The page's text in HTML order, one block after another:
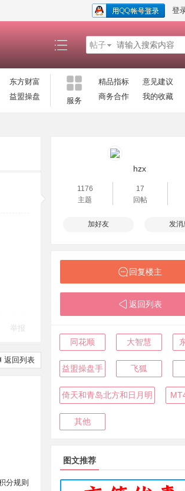
登
帖子
东方财富
益盟操盘 服务
精品指标 意见建议
商务合作
我的收藏
举报
返回列表
分规则
hzx
1176
主题
17
回帖
加好友 发消
回复楼主
返回列表
同花顺 大智慧
益盟操盘手 飞狐
倚天和青岛北方和日月明
其他
图文推荐